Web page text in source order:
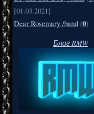
[01.03.2021]
Dear Rosemary /band (0)
Блог RMW